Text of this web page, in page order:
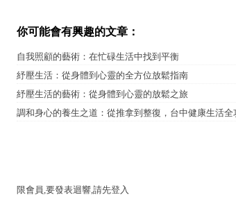
你可能會有興趣的文章：
自我照顧的藝術：在忙碌生活中找到平衡
紓壓生活：從身體到心靈的全方位放鬆指南
紓壓生活的藝術：從身體到心靈的放鬆之旅
調和身心的養生之道：從推拿到整復，台中健康生活全
限會員,要發表迴響,請先登入